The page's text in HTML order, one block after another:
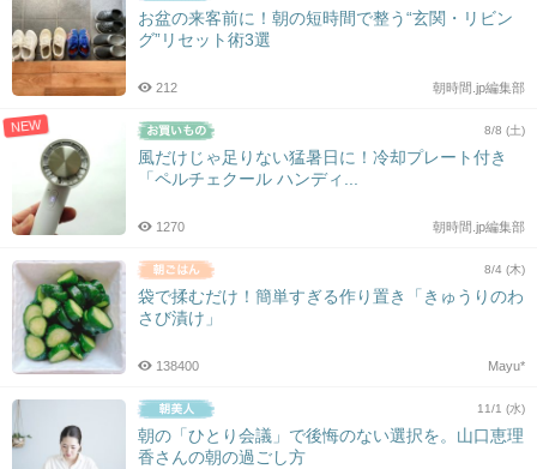
お盆の来客前に！朝の短時間で整う“玄関・リビン
グ”リセット術3選
朝時間.jp編集部
212
NEW 8/8 (土)
風だけじゃ足りない猛暑日に！冷却プレート付き
「ペルチェクール ハンディ...
朝時間.jp編集部
1270
8/4 (木)
袋で揉むだけ！簡単すぎる作り置き「きゅうりのわ
さび漬け」
Mayu*
138400
11/1 (水)
朝の「ひとり会議」で後悔のない選択を。山口恵理
香さんの朝の過ごし方